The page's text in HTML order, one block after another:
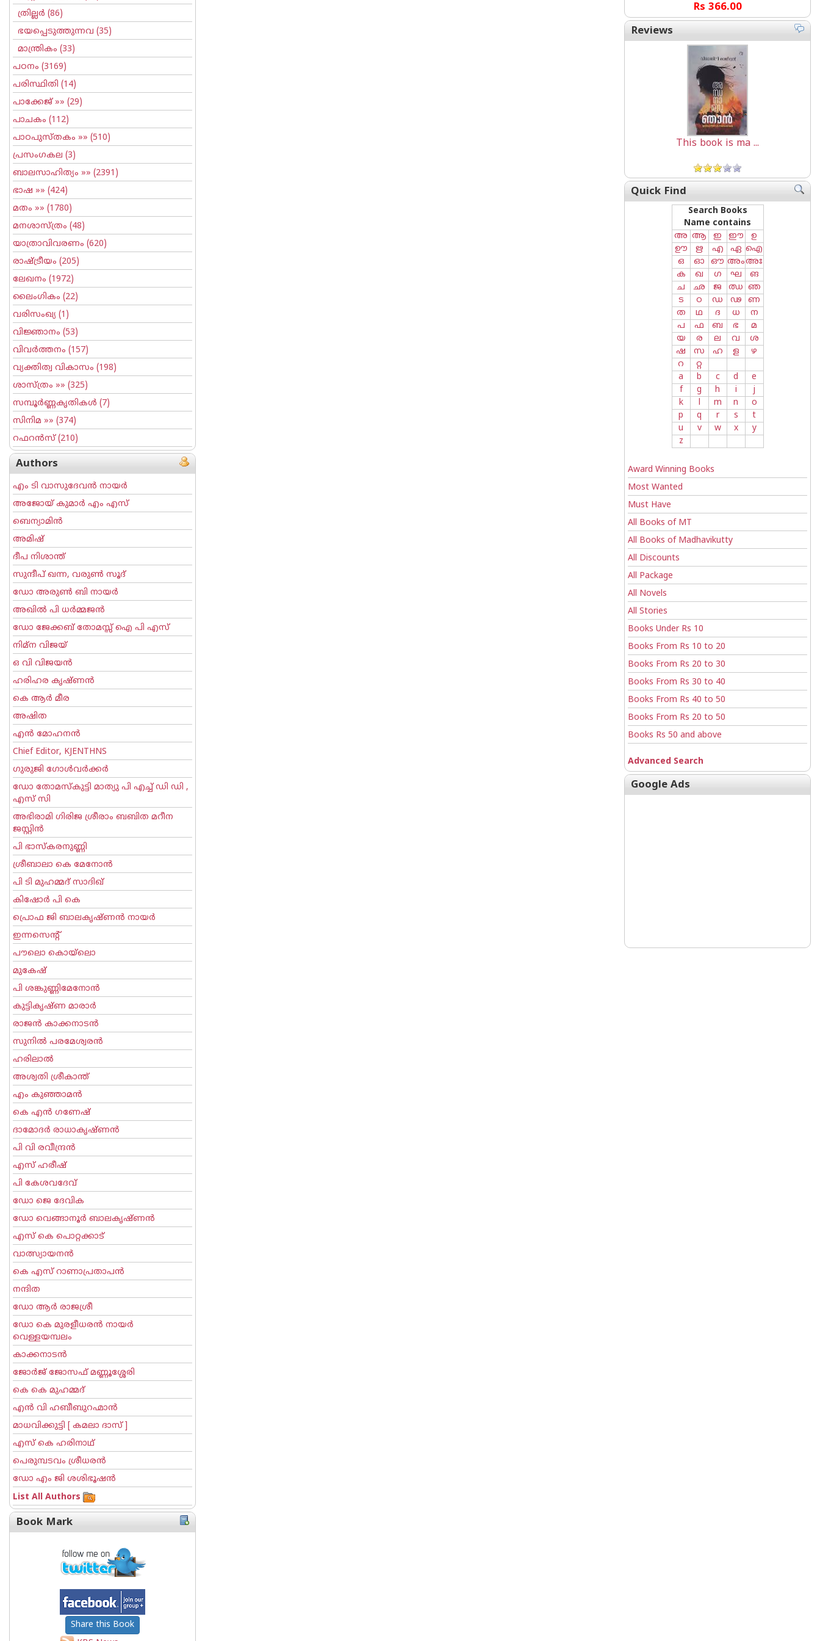
ത്രില്ലര്‍ (86)
ഭയപ്പെടുത്തുന്നവ (35)
മാന്ത്രികം (33)
പഠനം (3169)
പരിസ്ഥിതി (14)
പാക്കേജ് »» (29)
പാചകം (112)
പാഠപുസ്തകം »» (510)
പ്രസംഗകല (3)
ബാലസാഹിത്യം »» (2391)
ഭാഷ »» (424)
മതം »» (1780)
മനശാസ്ത്രം (48)
യാത്രാവിവരണം (620)
രാഷ്ട്രീയം (205)
ലേഖനം (1972)
ലൈംഗികം (22)
വരിസംഖ്യ (1)
വിജ്ഞാനം (53)
വിവര്‍ത്തനം (157)
വ്യക്തിത്വ വികാസം (198)
ശാസ്ത്രം »» (325)
സമ്പൂര്‍ണ്ണകൃതികള്‍ (7)
സിനിമ »» (374)
റഫറന്‍സ്(210)
Authors
എം ടി വാസുദേവന്‍ നായര്‍
അജോയ് കുമാര്‍ എം എസ്
ബെന്യാമിന്‍
അമിഷ്
ദീപ നിശാന്ത്
സുന്ദീപ് ഖന്ന, വരുൺ സൂദ്
ഡോ അരുണ്‍ ബി നായര്‍
അഖില്‍ പി ധര്‍മ്മജന്‍
ഡോ ജേക്കബ് തോമസ്സ് ഐ പി എസ്
നിമ്ന വിജയ്
ഒ വി വിജയന്‍
ഹരിഹര കൃഷ്ണൻ
കെ ആര്‍ മീര
അഷിത
എന്‍ മോഹനന്‍
Chief Editor, KJENTHNS
ഗുരുജി ഗോള്‍‌വര്‍ക്കര്‍
ഡോ തോമസ്കുട്ടി മാത്യു പി എച്ച് ഡി ഡി ,
എസ് സി
അഭിരാമി ഗിരിജ ശ്രീരാം ബബിത മറീന
ജസ്റ്റിന്‍
പി ഭാസ്കരനുണ്ണി
ശ്രീബാലാ കെ മേനോന്‍
പി ടി മുഹമ്മദ് സാദിഖ്‌
കിഷോർ പി കെ
പ്രൊഫ ജി ബാലകൃഷ്ണന്‍ നായര്‍
ഇന്നസെന്റ്‌
പൗലൊ കൊയ്ലൊ
മുകേഷ്
പി ശങ്കുണ്ണിമേനോന്‍
കുട്ടികൃഷ്ണ മാരാര്‍
രാജന്‍ കാക്കനാടന്‍
സുനില്‍ പരമേശ്വരന്‍
ഹരിലാല്‍
അശ്വതി ശ്രീകാന്ത്
എം കുഞ്ഞാമന്‍
കെ എന്‍ ഗണേഷ്
ദാമോദർ രാധാകൃഷ്ണൻ
പി വി രവീന്ദ്രന്‍
എസ് ഹരീഷ്
പി കേശവദേവ്‌
ഡോ ജെ ദേവിക
ഡോ വെങ്ങാനൂര്‍ ബാലകൃഷ്ണന്‍
എസ്‌ കെ പൊറ്റക്കാട്‌
വാത്സ്യായനന്‍
കെ എസ് റാണാപ്രതാപന്‍
നന്ദിത
ഡോ ആര്‍ രാജശ്രീ
ഡോ കെ മുരളീധരന്‍ നായര്‍
വെള്ളയമ്പലം
കാക്കനാടന്‍
ജോര്‍ജ് ജോസഫ് മണ്ണൂശ്ശേരി
കെ കെ മുഹമ്മദ്
എന്‍ വി ഹബീബുറഹ്മാന്‍
മാധവിക്കുട്ടി [ കമലാ ദാസ് ]
എസ് കെ ഹരിനാഥ്
പെരുമ്പടവം ശ്രീധര‌ന്‍
ഡോ എം ജി ശശിഭൂഷന്‍
List All Authors
Book Mark
Share this Book
Rs 366.00
Reviews
This book is ma ...
Quick Find
Search Books
Name contains
അ ആ ഇ ഈ
ഉ
ഊ
ഋ എ ഏ ഐ
ഒ
ഓ ഔ അംഅഃ
ക
ഖ ഗ ഘ
ങ
ച
ഛ ജ ഝ ഞ
ട
ഠ ഡ ഢ
ണ
ത
ഥ ദ ധ
ന
പ
ഫ ബ ഭ
മ
യ
ര ല വ
ശ
ഷ
സ ഹ ള
ഴ
റ
റ്റ
a
b c d
e
f
g h i
j
k
l m n
o
p
q r s
t
u
v w x
y
z
Award Winning Books
Most Wanted
Must Have
All Books of MT
All Books of Madhavikutty
All Discounts
All Package
All Novels
All Stories
Books Under Rs 10
Books From Rs 10 to 20
Books From Rs 20 to 30
Books From Rs 30 to 40
Books From Rs 40 to 50
Books From Rs 20 to 50
Books Rs 50 and above
Advanced Search
Google Ads